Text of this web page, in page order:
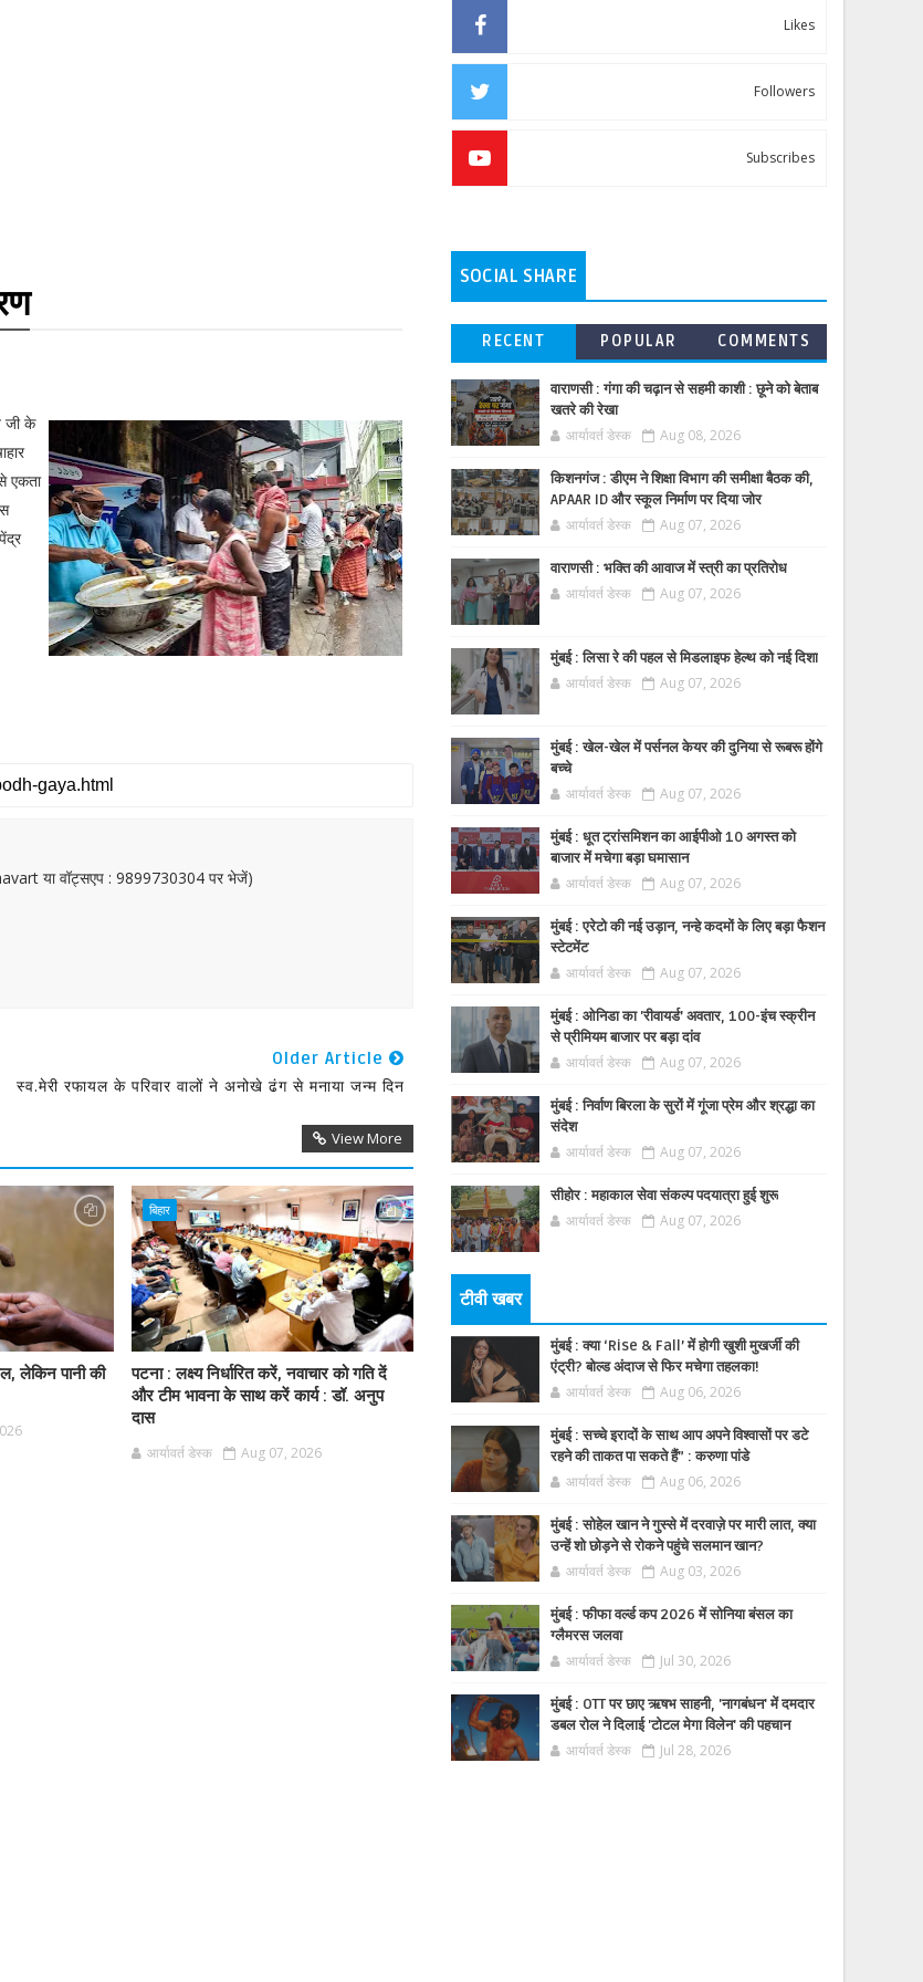
जी के
एकता
या वॉट्सएप : 9899730304 पर भेजें)
Older Article
स्व.मेरी रफायल के परिवार वालों ने अनोखे ढंग से मनाया जन्म दिन
View More
लेकिन पानी की
बिहार
पटना : लक्ष्य निर्धारित करें, नवाचार को गति दें
और टीम भावना के साथ करें कार्य : डॉ. अनुप
दास
आर्यावर्त डेस्क Aug 07, 2026
Likes
Followers
Subscribes
SOCIAL SHARE
RECENT POPULAR COMMENTS
वाराणसी : गंगा की चढ़ान से सहमी काशी : छूने को बेताब
खतरे की रेखा
आर्यावर्त डेस्क Aug 08, 2026
किशनगंज : डीएम ने शिक्षा विभाग की समीक्षा बैठक की,
APAAR ID और स्कूल निर्माण पर दिया जोर
आर्यावर्त डेस्क Aug 07, 2026
वाराणसी : भक्ति की आवाज में स्त्री का प्रतिरोध
आर्यावर्त डेस्क Aug 07, 2026
मुंबई : लिसा रे की पहल से मिडलाइफ हेल्थ को नई दिशा
आर्यावर्त डेस्क Aug 07, 2026
मुंबई : खेल-खेल में पर्सनल केयर की दुनिया से रूबरू होंगे
बच्चे
आर्यावर्त डेस्क Aug 07, 2026
मुंबई : धूत ट्रांसमिशन का आईपीओ 10 अगस्त को
बाजार में मचेगा बड़ा घमासान
आर्यावर्त डेस्क Aug 07, 2026
मुंबई : एरेटो की नई उड़ान, नन्हे कदमों के लिए बड़ा फैशन
स्टेटमेंट
आर्यावर्त डेस्क Aug 07, 2026
मुंबई : ओनिडा का 'रीवायर्ड’ अवतार, 100-इंच स्क्रीन
से प्रीमियम बाजार पर बड़ा दांव
आर्यावर्त डेस्क Aug 07, 2026
मुंबई : निर्वाण बिरला के सुरों में गूंजा प्रेम और श्रद्धा का
संदेश
आर्यावर्त डेस्क Aug 07, 2026
सीहोर : महाकाल सेवा संकल्प पदयात्रा हुई शुरू
आर्यावर्त डेस्क Aug 07, 2026
टीवी खबर
मुंबई : क्या ‘Rise & Fall’ में होगी खुशी मुखर्जी की
एंट्री? बोल्ड अंदाज से फिर मचेगा तहलका!
आर्यावर्त डेस्क Aug 06, 2026
मुंबई : सच्चे इरादों के साथ आप अपने विश्वासों पर डटे
रहने की ताकत पा सकते हैं” : करुणा पांडे
आर्यावर्त डेस्क Aug 06, 2026
मुंबई : सोहेल खान ने गुस्से में दरवाज़े पर मारी लात, क्या
उन्हें शो छोड़ने से रोकने पहुंचे सलमान खान?
आर्यावर्त डेस्क Aug 03, 2026
मुंबई : फीफा वर्ल्ड कप 2026 में सोनिया बंसल का
ग्लैमरस जलवा
आर्यावर्त डेस्क Jul 30, 2026
मुंबई : OTT पर छाए ऋषभ साहनी, 'नागबंधन' में दमदार
डबल रोल ने दिलाई 'टोटल मेगा विलेन' की पहचान
आर्यावर्त डेस्क Jul 28, 2026